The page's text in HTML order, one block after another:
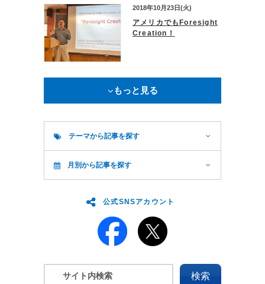
2018年10月23日(火)
アメリカでもForesight
Creation！
もっと見る
テーマから記事を探す
月別から記事を探す
公式SNSアカウント